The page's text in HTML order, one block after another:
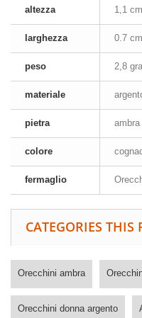
altezza 1,1 cm
larghezza 0.7 cm
peso 2,8
materiale
pietra ambra
colore
fermaglio
CATEGORIES THIS
Orecchini ambra
Orecchini donna argento